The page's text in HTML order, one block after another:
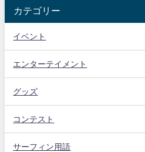
カテゴリー
イベント
エンターテイメント
グッズ
コンテスト
サーフィン用語